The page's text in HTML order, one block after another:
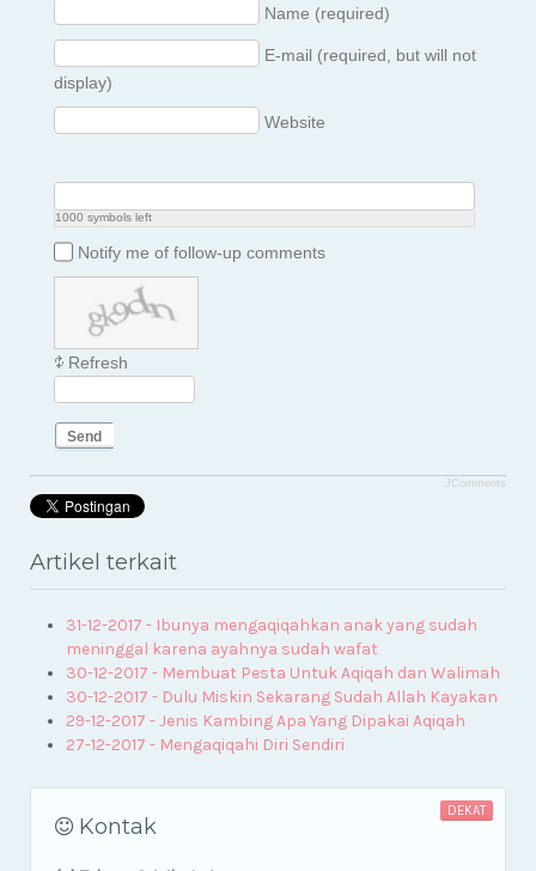
Name (required)
E-mail (required, but will not
display)
Website
1000 symbols left
Notify me of follow-up comments
Refresh
Send
JComments
Artikel terkait
31-12-2017 - Ibunya mengaqiqahkan anak yang sudah
meninggal karena ayahnya sudah wafat
30-12-2017 - Membuat Pesta Untuk Aqiqah dan Walimah
30-12-2017 - Dulu Miskin Sekarang Sudah Allah Kayakan
29-12-2017 - Jenis Kambing Apa Yang Dipakai Aqiqah
27-12-2017 - Mengaqiqahi Diri Sendiri
DEKAT
Kontak